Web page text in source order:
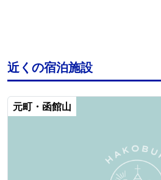
近くの宿泊施設
元町・函館山